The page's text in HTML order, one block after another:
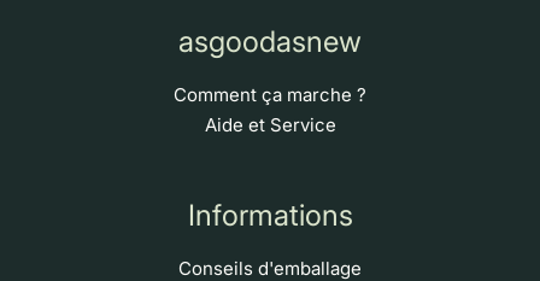
asgoodasnew
Comment ça marche ?
Aide et Service
Informations
Conseils d'emballage